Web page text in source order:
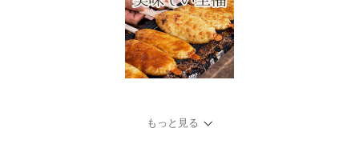
もっと見る